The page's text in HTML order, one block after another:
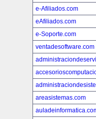
e-Afiliados.com
eAfiliados.com
e-Soporte.com
ventadesoftware.com
areasistemas.com